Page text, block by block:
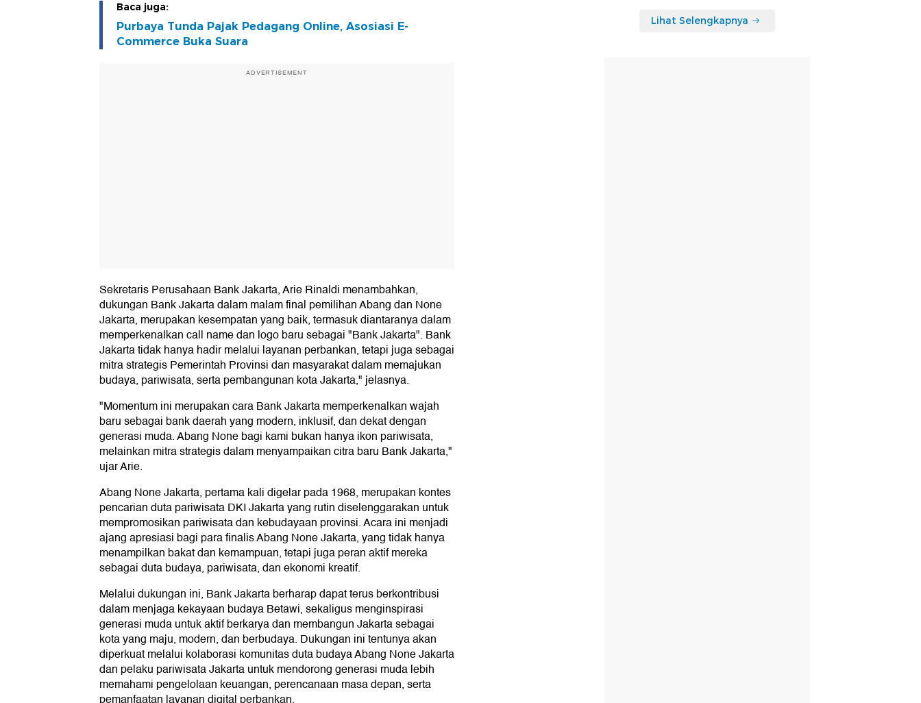
Baca juga:
Purbaya Tunda Pajak Pedagang Online, Asosiasi E-
Commerce Buka Suara
ADVERTISEMENT
Sekretaris Perusahaan Bank Jakarta, Arie Rinaldi menambahkan,
dukungan Bank Jakarta dalam malam final pemilihan Abang dan None
Jakarta, merupakan kesempatan yang baik, termasuk diantaranya dalam
memperkenalkan call name dan logo baru sebagai "Bank Jakarta". Bank
Jakarta tidak hanya hadir melalui layanan perbankan, tetapi juga sebagai
mitra strategis Pemerintah Provinsi dan masyarakat dalam memajukan
budaya, pariwisata, serta pembangunan kota Jakarta," jelasnya.
"Momentum ini merupakan cara Bank Jakarta memperkenalkan wajah
baru sebagai bank daerah yang modern, inklusif, dan dekat dengan
generasi muda. Abang None bagi kami bukan hanya ikon pariwisata,
melainkan mitra strategis dalam menyampaikan citra baru Bank Jakarta,"
ujar Arie.
Abang None Jakarta, pertama kali digelar pada 1968, merupakan kontes
pencarian duta pariwisata DKI Jakarta yang rutin diselenggarakan untuk
mempromosikan pariwisata dan kebudayaan provinsi. Acara ini menjadi
ajang apresiasi bagi para finalis Abang None Jakarta, yang tidak hanya
menampilkan bakat dan kemampuan, tetapi juga peran aktif mereka
sebagai duta budaya, pariwisata, dan ekonomi kreatif.
Melalui dukungan ini, Bank Jakarta berharap dapat terus berkontribusi
dalam menjaga kekayaan budaya Betawi, sekaligus menginspirasi
generasi muda untuk aktif berkarya dan membangun Jakarta sebagai
kota yang maju, modern, dan berbudaya. Dukungan ini tentunya akan
diperkuat melalui kolaborasi komunitas duta budaya Abang None Jakarta
dan pelaku pariwisata Jakarta untuk mendorong generasi muda lebih
memahami pengelolaan keuangan, perencanaan masa depan, serta
Lihat Selengkapnya